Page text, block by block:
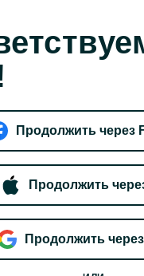
Продолжить через
Продолжить
Продолжить